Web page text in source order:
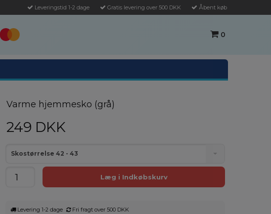
Leveringstid 1-2 dage Gratis levering over 500 DKK Åbent køb
0
Varme hjemmesko (grå)
249 DKK
Skostørrelse 42 - 43
Levering 1-2 dage Fri fragt over 500 DKK